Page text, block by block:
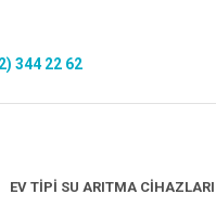
344 22 62
EV TIPI SU ARITMA CIHAZLARI